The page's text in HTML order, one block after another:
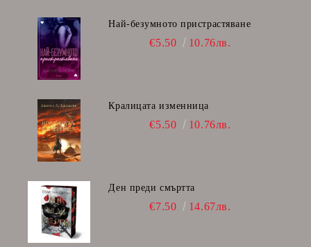
Най-безумното пристрастяване
€5.50 10.76лв.
Кралицата изменница
€5.50 10.76лв.
Ден преди смъртта
€7.50 14.67лв.